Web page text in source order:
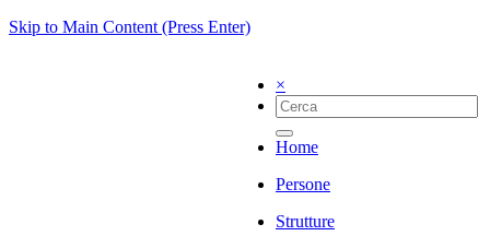
Skip to Main Content (Press Enter)
×
Home
Persone
Strutture